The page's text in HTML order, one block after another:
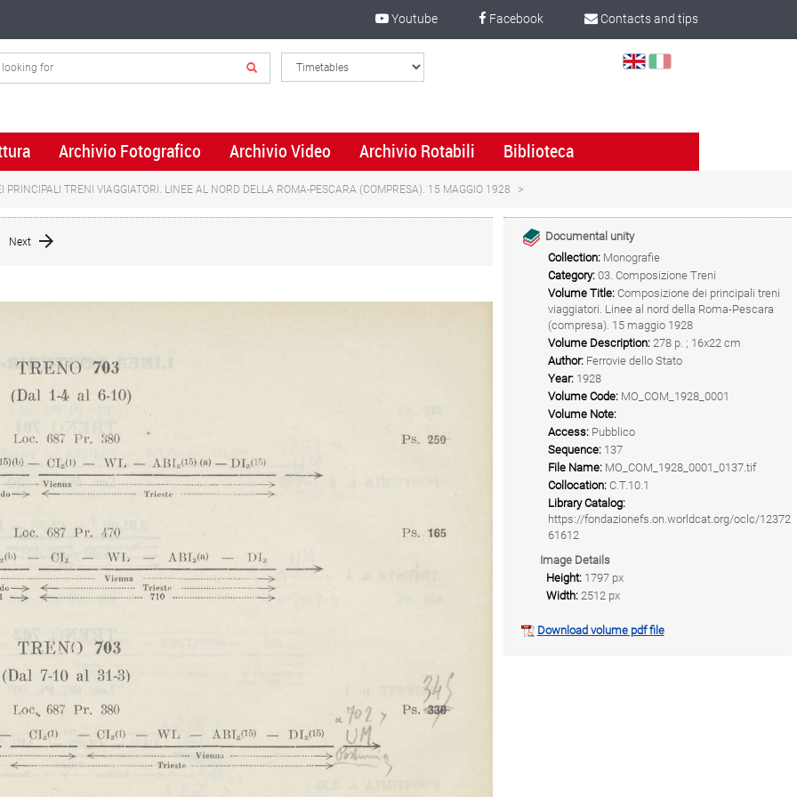
Contacts and tips
Facebook
Youtube
Select
Archivio Fotografico Archivio Video Archivio Rotabili Biblioteca
PRINCIPALI TRENI VIAGGIATORI. LINEE AL NORD DELLA ROMA-PESCARA (COMPRESA). 15 MAGGIO 1928
Next
Documental unity
Collection: Monografie
Category: 03. Composizione Treni
Volume Title: Composizione dei principali treni
viaggiatori. Linee al nord della Roma-Pescara
(compresa). 15 maggio 1928
Volume Description: 278 p. ; 16x22 cm
Author: Ferrovie dello Stato
Year: 1928
Volume Code: MO_COM_1928_0001
Volume Note:
Access: Pubblico
Sequence: 137
File Name: MO_COM_1928_0001_0137.tif
Collocation: C.T.10.1
Library Catalog:
https://fondazionefs.on.worldcat.org/oclc/12372
61612
Image Details
Height: 1797 px
Width: 2512 px
Download volume pdf file